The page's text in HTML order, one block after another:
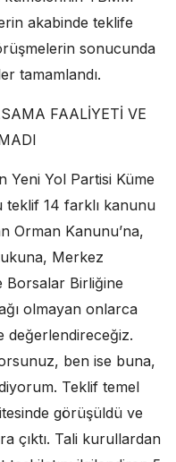
akabinde teklife
sonucunda
tamamlandı.
FAALİYETİ VE
Yeni Yol Partisi Küme
teklif 14 farklı kanunu
Orman Kanunu’na,
Merkez
Borsalar Birliğine
olmayan onlarca
değerlendireceğiz.
ben ise buna,
diyorum. Teklif temel
görüşüldü ve
çıktı. Tali kurullardan